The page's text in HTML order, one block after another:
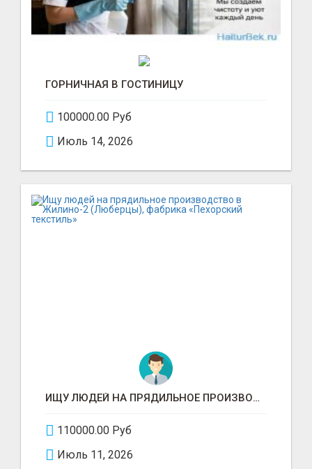
ГОРНИЧНАЯ В ГОСТИНИЦУ
100000.00 Руб
Июль 14, 2026
ИЩУ ЛЮДЕЙ НА ПРЯДИЛЬНОЕ ПРОИЗВОДСТВО В ЖИЛИНО-2 (ЛЮБЕРЦЫ), ФАБРИКА «ПЕХОРСКИЙ ТЕКСТИЛЬ»
110000.00 Руб
Июль 11, 2026